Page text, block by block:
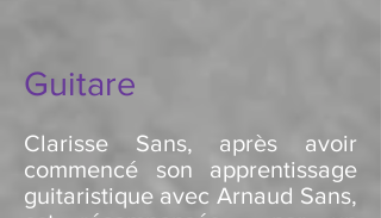
Guitare
Clarisse Sans, après avoir
commencé son apprentissage
guitaristique avec Arnaud Sans,